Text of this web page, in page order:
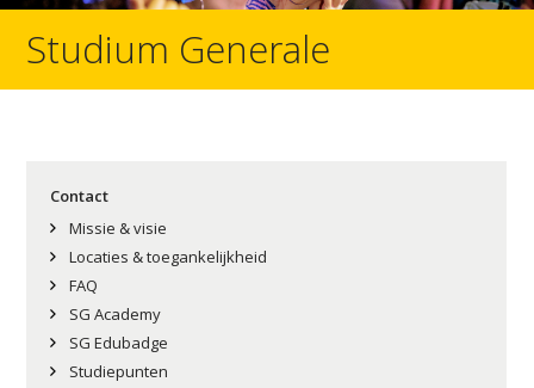
Studium Generale
Contact
Missie & visie
Locaties & toegankelijkheid
FAQ
SG Academy
SG Edubadge
Studiepunten